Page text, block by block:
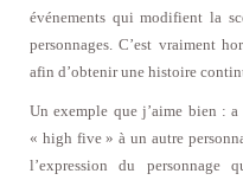
événements qui modifient la
personnages. C’est vraiment
afin d’obtenir une histoire
Un exemple que j’aime bien :
« high five » à un autre
l’expression du